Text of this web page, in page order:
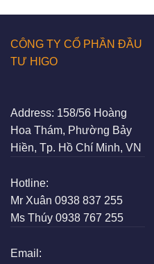
CÔNG TY CỔ PHẦN ĐẦU
TƯ HIGO
Address: 158/56 Hoàng
Hoa Thám, Phường Bảy
Hiền, Tp. Hồ Chí Minh, VN
Hotline:
Mr Xuân 0938 837 255
Ms Thúy 0938 767 255
Email: